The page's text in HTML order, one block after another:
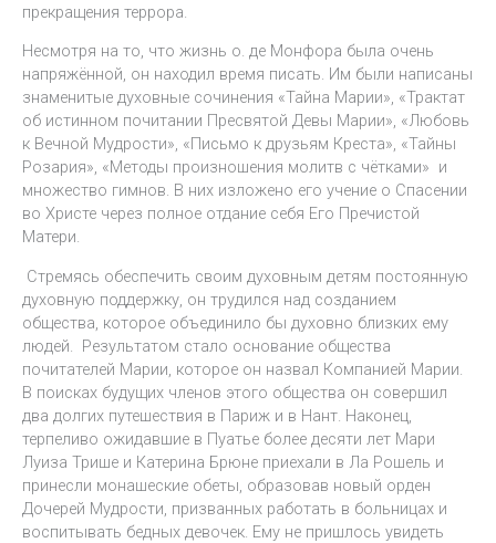
прекращения террора.
Несмотря на то, что жизнь о. де Монфора была очень
напряжённой, он находил время писать. Им были написаны
знаменитые духовные сочинения «Тайна Марии», «Трактат
об истинном почитании Пресвятой Девы Марии», «Любовь
к Вечной Мудрости», «Письмо к друзьям Креста», «Тайны
Розария», «Методы произношения молитв с чётками» и
множество гимнов. В них изложено его учение о Спасении
во Христе через полное отдание себя Его Пречистой
Матери.
Стремясь обеспечить своим духовным детям постоянную
духовную поддержку, он трудился над созданием
общества, которое объединило бы духовно близких ему
людей. Результатом стало основание общества
почитателей Марии, которое он назвал Компанией Марии.
В поисках будущих членов этого общества он совершил
два долгих путешествия в Париж и в Нант. Наконец,
терпеливо ожидавшие в Пуатье более десяти лет Мари
Луиза Трише и Катерина Брюне приехали в Ла Рошель и
принесли монашеские обеты, образовав новый орден
Дочерей Мудрости, призванных работать в больницах и
воспитывать бедных девочек. Ему не пришлось увидеть